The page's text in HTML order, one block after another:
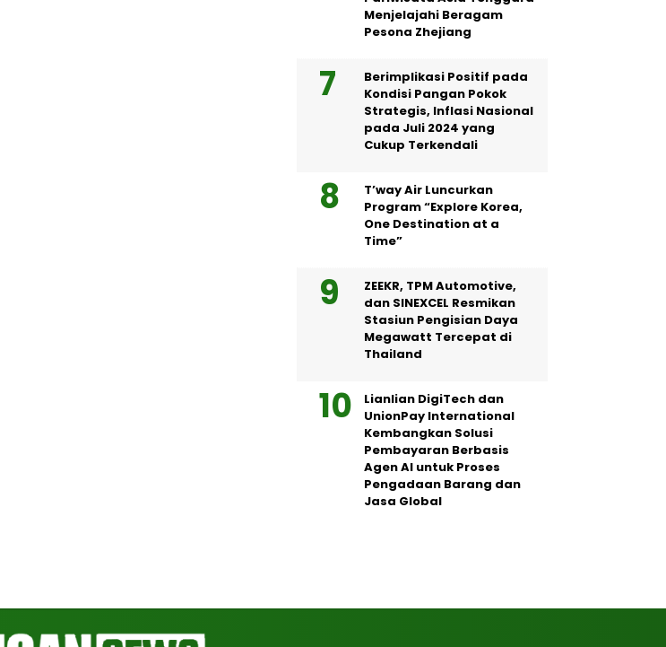
Menjelajahi Beragam
Pesona Zhejiang
Berimplikasi Positif pada
Kondisi Pangan Pokok
Strategis, Inflasi Nasional
pada Juli 2024 yang
Cukup Terkendali
T’way Air Luncurkan
Program “Explore Korea,
One Destination at a
Time”
ZEEKR, TPM Automotive,
dan SINEXCEL Resmikan
Stasiun Pengisian Daya
Megawatt Tercepat di
Thailand
Lianlian DigiTech dan
UnionPay International
Kembangkan Solusi
Pembayaran Berbasis
Agen AI untuk Proses
Pengadaan Barang dan
Jasa Global